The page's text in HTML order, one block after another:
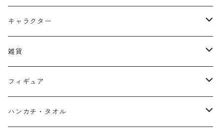
キッズ
フーディー
スウェット
大人
フーディー
スウェット
キャラクター
大空翼
岬太郎
若林源三
雑貨
クッション
マグネット
フィギュア
HKDSTOY
ハンカチ・タオル